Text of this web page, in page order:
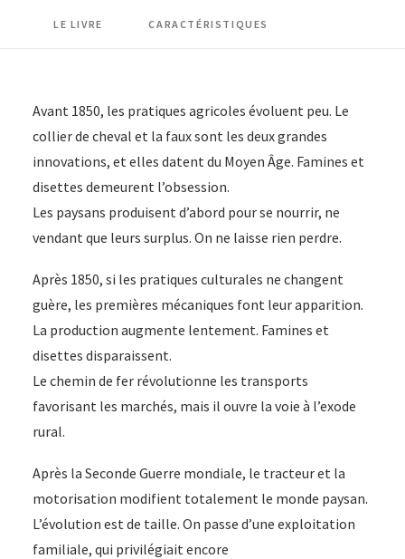
LE LIVRE CARACTÉRISTIQUES
Avant 1850, les pratiques agricoles évoluent peu. Le
collier de cheval et la faux sont les deux grandes
innovations, et elles datent du Moyen Âge. Famines et
disettes demeurent l’obsession.
Les paysans produisent d’abord pour se nourrir, ne
vendant que leurs surplus. On ne laisse rien perdre.
Après 1850, si les pratiques culturales ne changent
guère, les premières mécaniques font leur apparition.
La production augmente lentement. Famines et
disettes disparaissent.
Le chemin de fer révolutionne les transports
favorisant les marchés, mais il ouvre la voie à l’exode
rural.
Après la Seconde Guerre mondiale, le tracteur et la
motorisation modifient totalement le monde paysan.
L’évolution est de taille. On passe d’une exploitation
familiale, qui privilégiait encore